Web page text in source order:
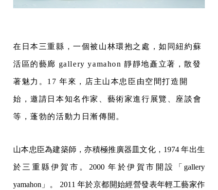
在日本三重縣，一個被山林環抱之處，如同紐約蘇
活區的藝廊 gallery yamahon 靜靜地矗立著，散發
著魅力。17 年來，店主山本忠臣由空間打造開
始，邀請日本知名作家、藝術家進行展覽、座談會
等，蓬勃的活動力日漸傳開。
山本忠臣為建築師，亦積極推廣器皿文化，1974 年出生
於三重縣伊賀市。2000 年於伊賀市開設「gallery
yamahon」。 2011 年於京都開始經營發表年輕工藝家作